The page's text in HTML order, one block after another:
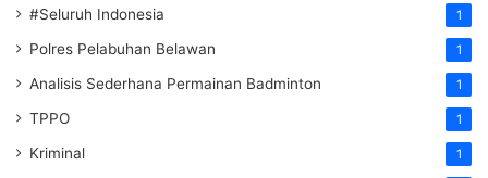
#Seluruh Indonesia 1
Polres Pelabuhan Belawan 1
Analisis Sederhana Permainan Badminton 1
TPPO 1
Kriminal 1